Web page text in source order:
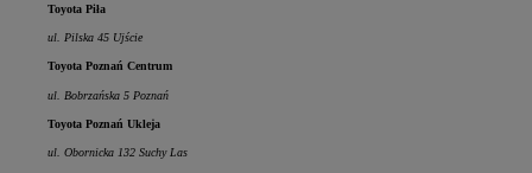
Toyota Piła
ul. Pilska 45 Ujście
Toyota Poznań Centrum
ul. Bobrzańska 5 Poznań
Toyota Poznań Ukleja
ul. Obornicka 132 Suchy Las